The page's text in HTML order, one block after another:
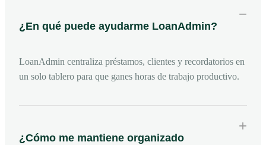
¿En qué puede ayudarme LoanAdmin?
−
LoanAdmin centraliza préstamos, clientes y recordatorios en
un solo tablero para que ganes horas de trabajo productivo.
¿Cómo me mantiene organizado
+